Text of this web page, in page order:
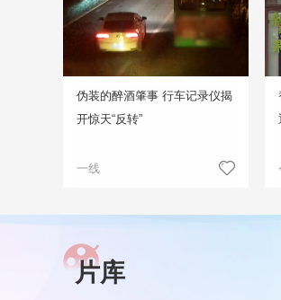
伪装的醉酒肇事 行车记录仪揭
开惊天“反转”
一线
片库